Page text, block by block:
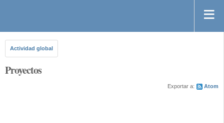
Actividad global
Proyectos
Exportar a: Atom